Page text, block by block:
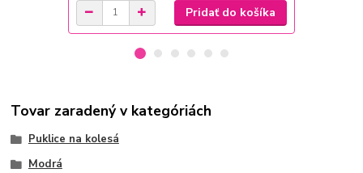
Pridať do košíka
Tovar zaradený v kategóriách
Puklice na kolesá
Modrá